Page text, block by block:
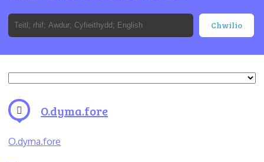
O.dyma.fore
O.dyma.fore